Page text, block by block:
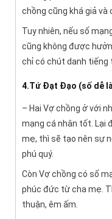
chồng cũng khá giả và
Tuy nhiên, nếu số
cũng không được
chỉ có chút danh
4.Tứ Đạt Đạo (số dễ
– Hai Vợ chồng ở với
mạng cá nhân tốt. Lại
mẹ, thì sẽ tạo nên sự
phú quý.
Còn Vợ chồng có số
phúc đức từ cha mẹ.
thuận, êm ấm.